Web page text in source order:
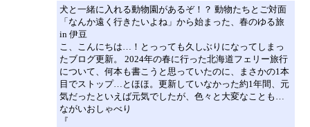
犬と一緒に入れる動物園があるぞ！？ 動物たちとご対面
「なんか遠く行きたいよね」から始まった、春のゆる旅
in 伊豆
こ、こんにちは…！とっっても久しぶりになってしまっ
たブログ更新。 2024年の春に行った北海道フェリー旅行
について、何本も書こうと思っていたのに、まさかの1本
目でストップ…とほほ。更新していなかった約1年間、元
気だったといえば元気でしたが、色々と大変なことも…
ながいおしゃべり
『